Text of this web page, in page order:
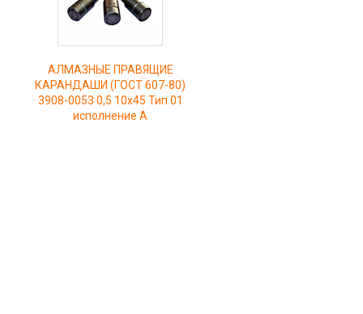
АЛМАЗНЫЕ ПРАВЯЩИЕ
КАРАНДАШИ (ГОСТ 607-80)
3908-0053 0,5 10х45 Тип 01
исполнение А